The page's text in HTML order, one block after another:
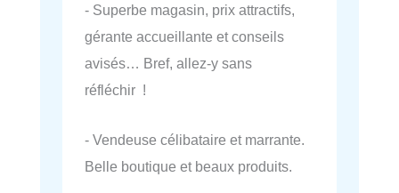
- Superbe magasin, prix attractifs,
gérante accueillante et conseils
avisés… Bref, allez-y sans
réfléchir !
- Vendeuse célibataire et marrante.
Belle boutique et beaux produits.